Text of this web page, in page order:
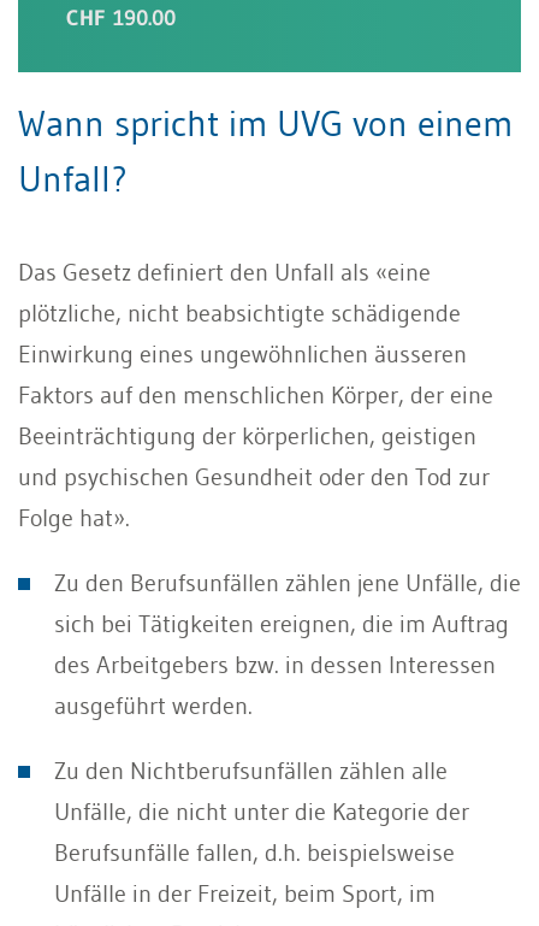
CHF 190.00
Wann spricht im UVG von einem
Unfall?
Das Gesetz definiert den Unfall als «eine
plötzliche, nicht beabsichtigte schädigende
Einwirkung eines ungewöhnlichen äusseren
Faktors auf den menschlichen Körper, der eine
Beeinträchtigung der körperlichen, geistigen
und psychischen Gesundheit oder den Tod zur
Folge hat».
Zu den Berufsunfällen zählen jene Unfälle, die
sich bei Tätigkeiten ereignen, die im Auftrag
des Arbeitgebers bzw. in dessen Interessen
ausgeführt werden.
Zu den Nichtberufsunfällen zählen alle
Unfälle, die nicht unter die Kategorie der
Berufsunfälle fallen, d.h. beispielsweise
Unfälle in der Freizeit, beim Sport, im